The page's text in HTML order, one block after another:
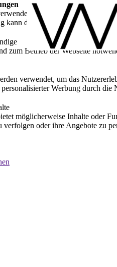
Cookies, um Besuchern
kann dann auch in einem
zum Betrieb der Webseite
verwendet, um das
Werbung durch
möglicherweise Inhalte oder
verfolgen oder ihre Angebote zu